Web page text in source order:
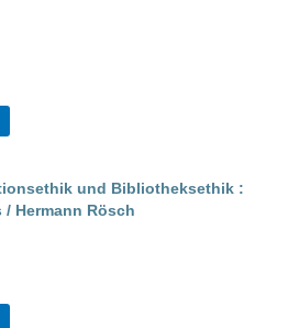
und Bibliotheksethik :
Hermann Rösch